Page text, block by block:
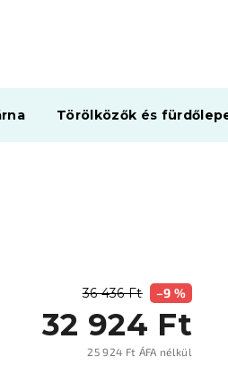
Törölközők és
36 436 Ft –9 %
32 924 Ft
25 924 Ft ÁFA nélkül